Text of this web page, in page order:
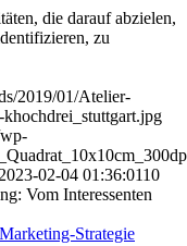
die darauf abzielen,
zu
2019/01/Atelier-
2023-02-04 01:36:0110
Vom Interessenten